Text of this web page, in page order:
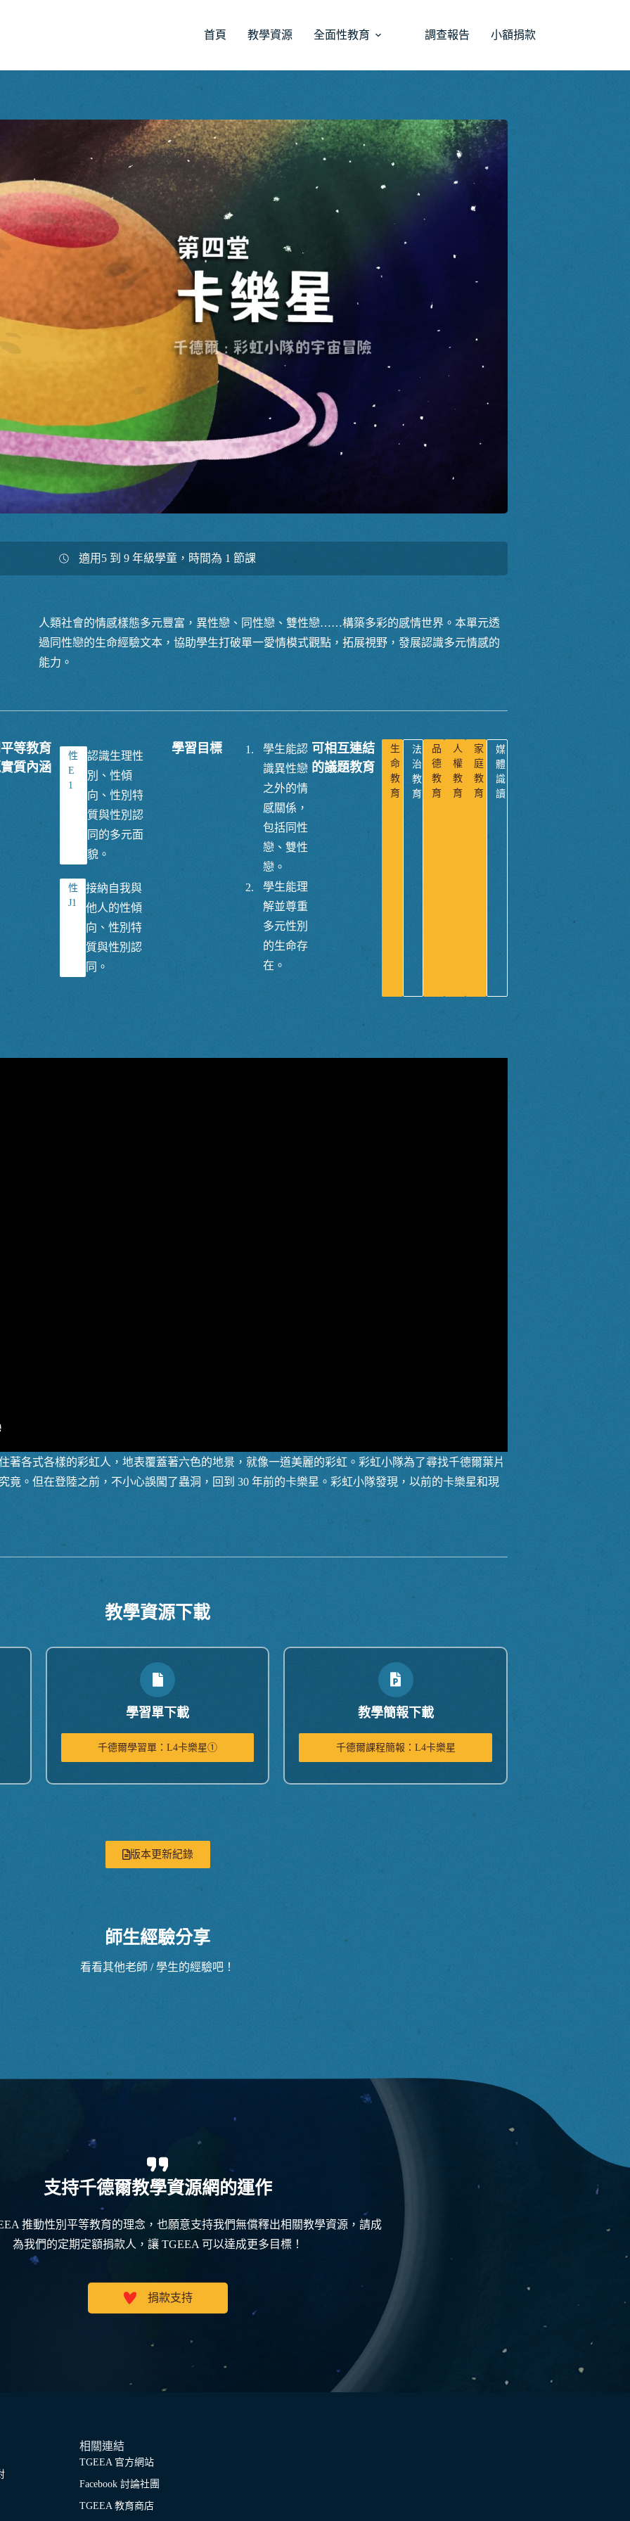
首頁 教學資源 全面性教育 調查報告 小額捐款
適用5 到 9 年級學童，時間為 1 節課
人類社會的情感樣態多元豐富，異性戀、同性戀、雙性戀……構築多彩的感情世界。本單元透
過同性戀的生命經驗文本，協助學生打破單一愛情模式觀點，拓展視野，發展認識多元情感的
能力。
等教育
質內涵
性
E
1
認識生理性
別、性傾
向、性別特
質與性別認
同的多元面
貌。
性
J1
接納自我與
他人的性傾
向、性別特
質與性別認
同。
學習目標 1.
學生能認
識異性戀
之外的情
感關係，
包括同性
戀、雙性
戀。
2.
學生能理
解並尊重
多元性別
的生命存
在。
可相互連結
的議題教育
生
命
教
育
法
治
教
育
品
德
教
育
人
權
教
育
家
庭
教
育
媒
體
識
讀
著各式各樣的彩虹人，地表覆蓋著六色的地景，就像一道美麗的彩虹。彩虹小隊為了尋找千德爾葉片
竟。但在登陸之前，不小心誤闖了蟲洞，回到 30 年前的卡樂星。彩虹小隊發現，以前的卡樂星和現
教學資源下載
學習單下載
千德爾學習單：L4卡樂星①
教學簡報下載
千德爾課程簡報：L4卡樂星
版本更新紀錄
師生經驗分享
看看其他老師 / 學生的經驗吧！
支持千德爾教學資源網的運作
推動性別平等教育的理念，也願意支持我們無償釋出相關教學資源，請成
為我們的定期定額捐款人，讓 TGEEA 可以達成更多目標！
捐款支持
相關連結
TGEEA 官方網站
Facebook 討論社團
TGEEA 教育商店